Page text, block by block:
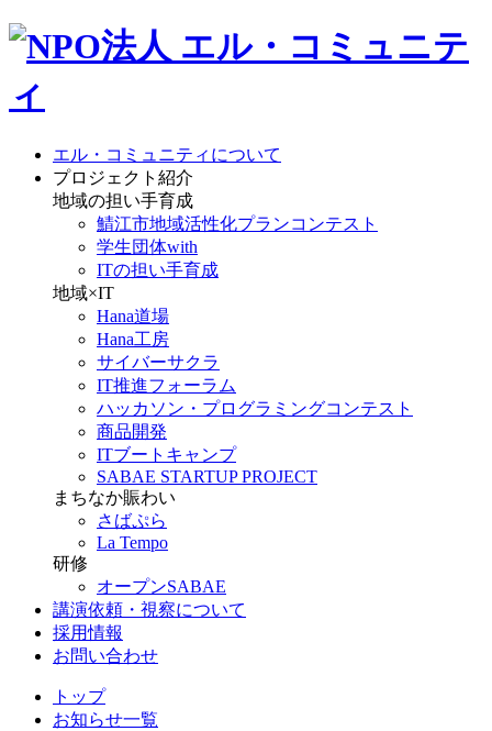
エル・コミュニティについて
プロジェクト紹介
地域の担い手育成
鯖江市地域活性化プランコンテスト
学生団体with
ITの担い手育成
地域×IT
Hana道場
Hana工房
サイバーサクラ
IT推進フォーラム
ハッカソン・プログラミングコンテスト
商品開発
ITブートキャンプ
SABAE STARTUP PROJECT
まちなか賑わい
さばぷら
La Tempo
研修
オープンSABAE
講演依頼・視察について
採用情報
お問い合わせ
トップ
お知らせ一覧